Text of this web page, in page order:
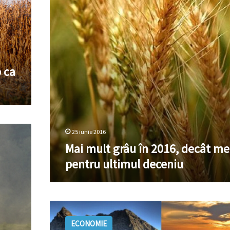
ca
decât
deceniu
25 iunie 2016
Mai mult grâu în 2016, decât
pentru ultimul deceniu
Producția
de
zahăr
ECONOMIE